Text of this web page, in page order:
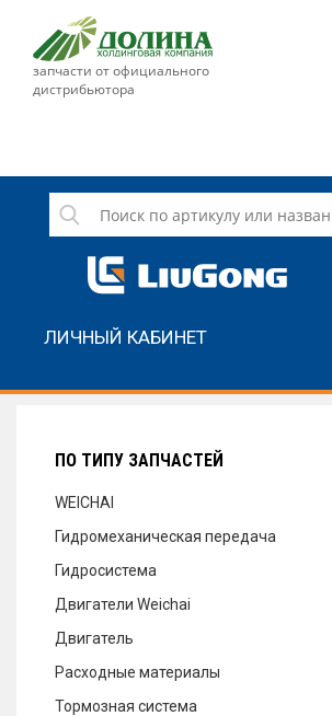
запчасти от официального
дистрибьютора
СЕРВИС
НОВОСТИ
ЛИЧНЫЙ КАБИНЕТ
ПО ТИПУ ЗАПЧАСТЕЙ
WEICHAI
Гидромеханическая передача
Гидросистема
Двигатели Weichai
Двигатель
Расходные материалы
Тормозная система